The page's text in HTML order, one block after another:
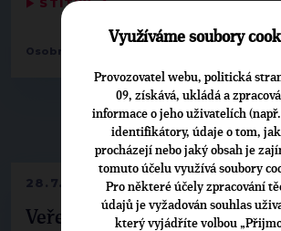
▶NEPŘEHLÉDNĚTE◀
28.7.2026
Veřejné finance, euro i
Osobnosti:
Využíváme soubory
Provozovatel webu, politická
09, získává, ukládá a
informace o jeho uživatelích
identifikátory, údaje o tom,
procházejí nebo jaký obsah je
tomuto účelu využívá soubory
Pro některé účely zpracování
údajů je vyžadován souhlas
který vyjádříte volbou